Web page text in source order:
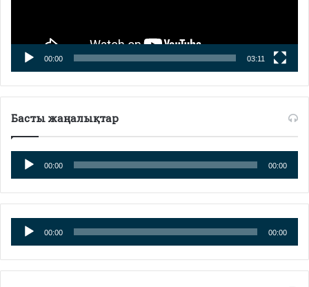
00:00 03:11
Басты жаңалықтар
Аудио
плейер
00:00 00:00
Аудио
плейер
00:00 00:00